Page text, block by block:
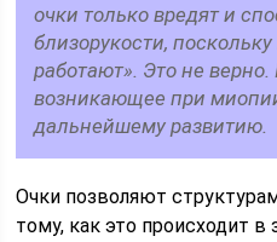
очки только вредят и
близорукости,
работают». Это не
возникающее при
дальнейшему развитию.
Очки позволяют
тому, как это происходит в